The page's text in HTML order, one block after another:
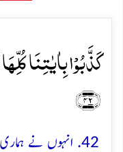
کَذَّبُوۡا بِاٰیٰتِنَا
﴿۴۲﴾
42. انہوں نے